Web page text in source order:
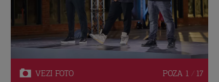
VEZI FOTO POZA 1 / 17